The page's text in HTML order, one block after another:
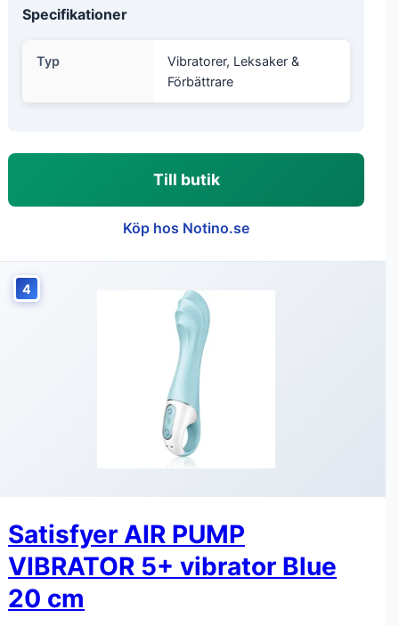
Specifikationer
Typ
Vibratorer, Leksaker &
Förbättrare
Till butik
Köp hos Notino.se
4
Satisfyer AIR PUMP
VIBRATOR 5+ vibrator Blue
20 cm